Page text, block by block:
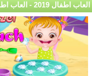
العاب اطفال 2019 - العاب اطفال جديدة 2020